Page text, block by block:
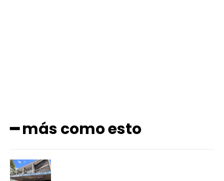
━ más como esto